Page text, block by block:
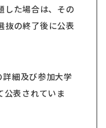
した場合は、その
抜の終了後に公表
詳細及び参加大学
公表されていま